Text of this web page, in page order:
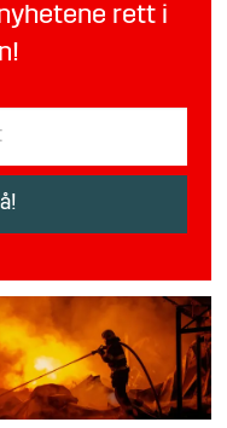
rett i